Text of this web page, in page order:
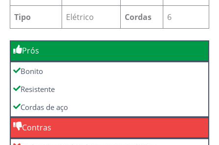
Tipo Elétrico Cordas 6
Prós
Bonito
Resistente
Cordas de aço
Contras